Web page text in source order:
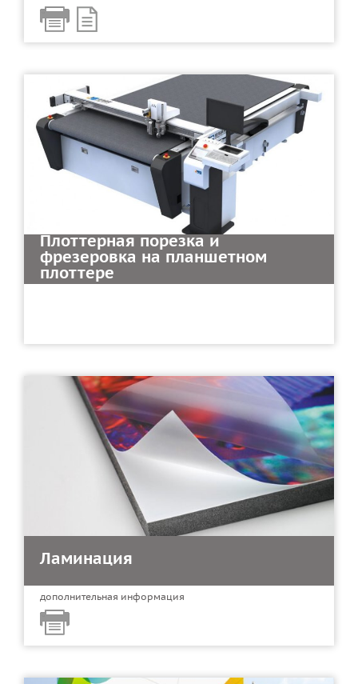
Плоттерная порезка и
фрезеровка на планшетном
плоттере
Ламинация
дополнительная информация